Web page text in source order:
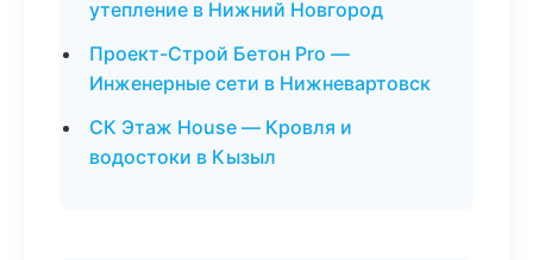
утепление в Нижний Новгород
Проект-Строй Бетон Pro —
Инженерные сети в Нижневартовск
СК Этаж House — Кровля и
водостоки в Кызыл